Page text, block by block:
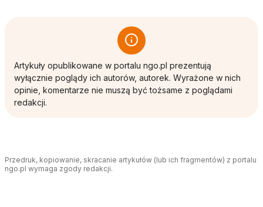
Artykuły opublikowane w portalu ngo.pl prezentują
wyłącznie poglądy ich autorów, autorek. Wyrażone w nich
opinie, komentarze nie muszą być tożsame z poglądami
redakcji.
Przedruk, kopiowanie, skracanie artykułów (lub ich fragmentów) z portalu
ngo.pl wymaga zgody redakcji.